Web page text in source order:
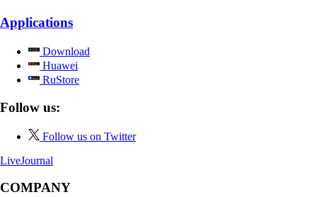
Applications
Download
Huawei
RuStore
Follow us:
Follow us on Twitter
LiveJournal
COMPANY